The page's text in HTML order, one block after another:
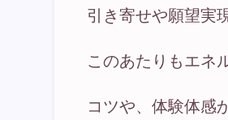
引き寄せや願望実
このあたりもエネ
コツや、体験体感